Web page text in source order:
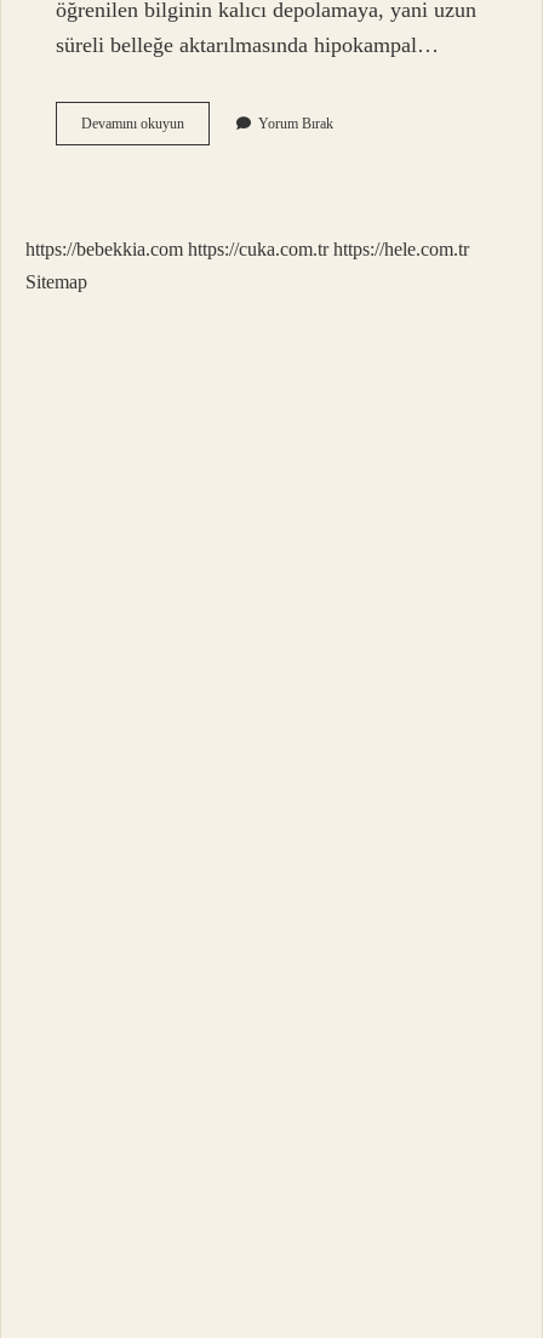
öğrenilen bilginin kalıcı depolamaya, yani uzun
süreli belleğe aktarılmasında hipokampal…
Devamını okuyunBir
Bilgiyi
En
Yorum Bırak
https://bebekkia.com https://cuka.com.tr https://hele.com.tr
Sitemap